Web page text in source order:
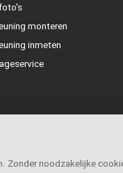
monteren
inmeten
noodzakelijke